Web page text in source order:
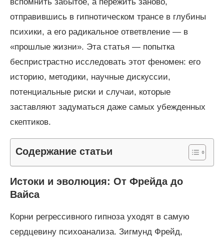
отправившись в гипнотическом трансе в глубины
психики, а его радикальное ответвление — в
«прошлые жизни». Эта статья — попытка
беспристрастно исследовать этот феномен: его
историю, методики, научные дискуссии,
потенциальные риски и случаи, которые
заставляют задуматься даже самых убежденных
скептиков.
Содержание статьи
Истоки и эволюция: От Фрейда до
Вайса
Корни регрессивного гипноза уходят в самую
сердцевину психоанализа. Зигмунд Фрейд,